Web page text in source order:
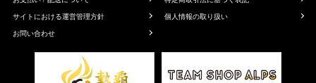
サイトにおける運営管理方針
個人情報の取り扱い
お問い合わせ